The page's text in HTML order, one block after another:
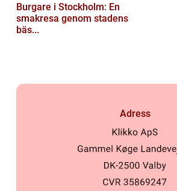
Burgare i Stockholm: En
smakresa genom stadens
bäs...
Adress